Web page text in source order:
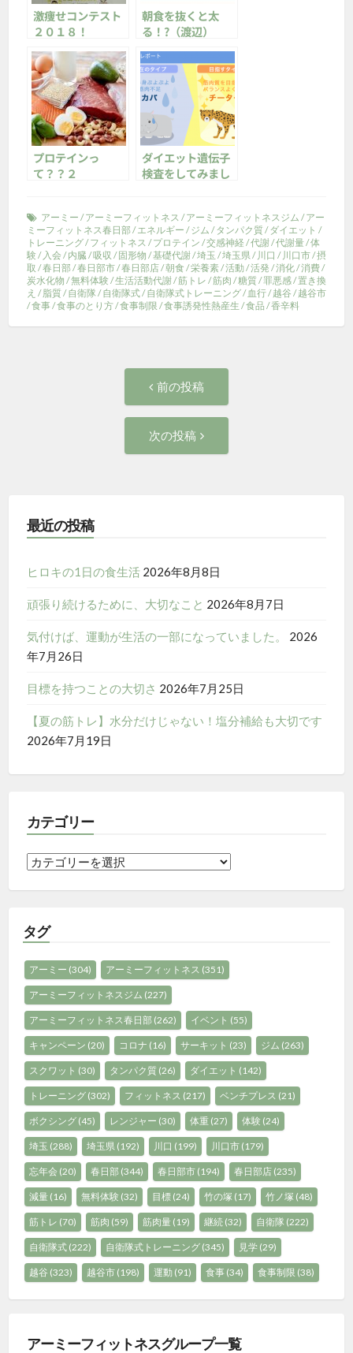
激痩せコンテスト
２０１８！
朝食を抜くと太
る！?（渡辺）
プロテインっ
て？？２
ダイエット遺伝子
検査をしてみまし
アーミー /アーミーフィットネス /アーミーフィットネスジム /アー
ミーフィットネス春日部/エネルギー /ジム / タンパク質/ダイエット /
トレーニング/フィットネス /プロテイン /交感神経 /代謝/代謝量/体
験 / 入会/内臓/吸収 /固形物 /基礎代謝/埼玉 /埼玉県/ 川口 / 川口市/摂
取 /春日部/春日部市/春日部店/朝食 /栄養素/活動 /活発 /消化/消費/
炭水化物 /無料体験 /生活活動代謝/筋トレ /筋肉 /糖質/罪悪感/置き換
え /脂質/自衛隊 /自衛隊式/自衛隊式トレーニング/血行/越谷 /越谷市
/食事/食事のとり方/食事制限 /食事誘発性熱産生 /食品 /香辛料
ゲ
ー
シ
ョ
ン
前の投稿
投
次の投稿
最近の投稿
ヒロキの1日の食生活 2026年8月8日
頑張り続けるために、大切なこと 2026年8月7日
気付けば、運動が生活の一部になっていました。
2026
年7月26日
目標を持つことの大切さ 2026年7月25日
【夏の筋トレ】水分だけじゃない！塩分補給も大切です
2026年7月19日
カテゴリー
カ
ー
タグ
アーミー (304) アーミーフィットネス (351)
アーミーフィットネスジム (227)
アーミーフィットネス春日部 (262) イベント (55)
キャンペーン (20) コロナ (16) サーキット (23) ジム (263)
スクワット (30) タンパク質 (26) ダイエット (142)
トレーニング (302) フィットネス (217) ベンチプレス (21)
ボクシング (45) レンジャー (30) 体重 (27) 体験 (24)
埼玉 (288) 埼玉県 (192) 川口 (199) 川口市 (179)
忘年会 (20) 春日部 (344) 春日部市 (194) 春日部店 (235)
減量 (16) 無料体験 (32) 目標 (24) 竹の塚 (17) 竹ノ塚 (48)
筋トレ (70) 筋肉 (59) 筋肉量 (19) 継続 (32) 自衛隊 (222)
自衛隊式 (222) 自衛隊式トレーニング (345) 見学 (29)
越谷 (323) 越谷市 (198) 運動 (91) 食事 (34) 食事制限 (38)
アーミーフィットネスグループ一覧